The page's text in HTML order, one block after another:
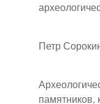
Петр
памятников,